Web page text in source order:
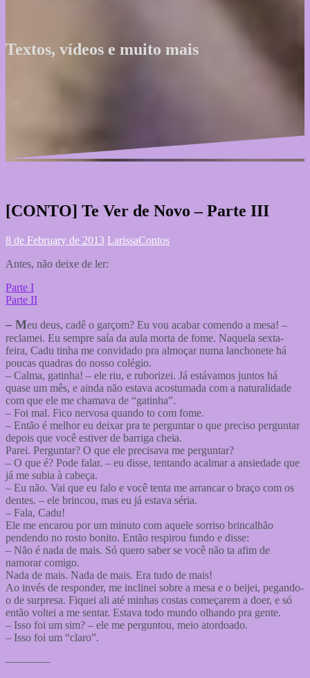
Textos, vídeos e muito mais
[CONTO] Te Ver de Novo – Parte III
8 de February de 2013 LarissaContos
Antes, não deixe de ler:
Parte I
Parte II
– Meu deus, cadê o garçom? Eu vou acabar comendo a mesa! –
reclamei. Eu sempre saía da aula morta de fome. Naquela sexta-
feira, Cadu tinha me convidado pra almoçar numa lanchonete há
poucas quadras do nosso colégio.
– Calma, gatinha! – ele riu, e ruborizei. Já estávamos juntos há
quase um mês, e ainda não estava acostumada com a naturalidade
com que ele me chamava de “gatinha”.
– Foi mal. Fico nervosa quando to com fome.
– Então é melhor eu deixar pra te perguntar o que preciso perguntar
depois que você estiver de barriga cheia.
Parei. Perguntar? O que ele precisava me perguntar?
– O que é? Pode falar. – eu disse, tentando acalmar a ansiedade que
já me subia à cabeça.
– Eu não. Vai que eu falo e você tenta me arrancar o braço com os
dentes. – ele brincou, mas eu já estava séria.
– Fala, Cadu!
Ele me encarou por um minuto com aquele sorriso brincalhão
pendendo no rosto bonito. Então respirou fundo e disse:
– Não é nada de mais. Só quero saber se você não ta afim de
namorar comigo.
Nada de mais. Nada de mais. Era tudo de mais!
Ao invés de responder, me inclinei sobre a mesa e o beijei, pegando-
o de surpresa. Fiquei ali até minhas costas começarem a doer, e só
então voltei a me sentar. Estava todo mundo olhando pra gente.
– Isso foi um sim? – ele me perguntou, meio atordoado.
– Isso foi um “claro”.
————